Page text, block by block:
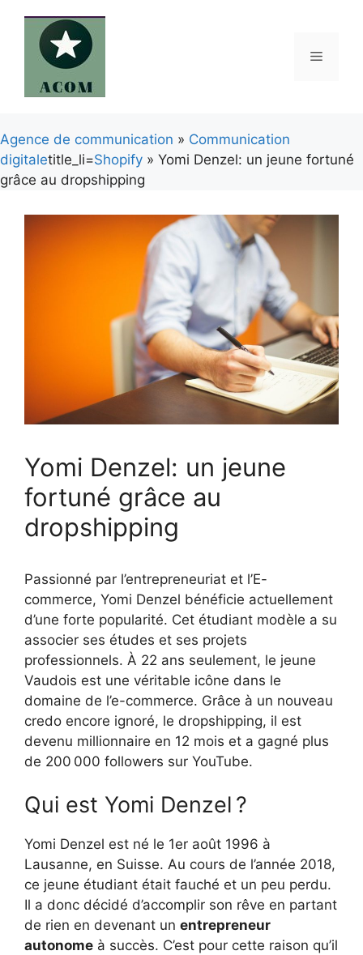
contenu
Menu
Agence de communication » Communication
digitaletitle_li=Shopify » Yomi Denzel: un jeune fortuné
grâce au dropshipping
Yomi Denzel: un jeune
fortuné grâce au
dropshipping
Passionné par l’entrepreneuriat et l’E-
commerce, Yomi Denzel bénéficie actuellement
d’une forte popularité. Cet étudiant modèle a su
associer ses études et ses projets
professionnels. À 22 ans seulement, le jeune
Vaudois est une véritable icône dans le
domaine de l’e-commerce. Grâce à un nouveau
credo encore ignoré, le dropshipping, il est
devenu millionnaire en 12 mois et a gagné plus
de 200 000 followers sur YouTube.
Qui est Yomi Denzel ?
Yomi Denzel est né le 1er août 1996 à
Lausanne, en Suisse. Au cours de l’année 2018,
ce jeune étudiant était fauché et un peu perdu.
Il a donc décidé d’accomplir son rêve en partant
de rien en devenant un entrepreneur
autonome à succès. C’est pour cette raison qu’il